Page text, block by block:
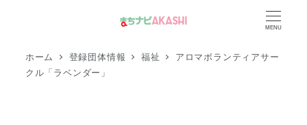
MENU
ホーム 登録団体情報 福祉
アロマボランティアサー
クル「ラベンダー」